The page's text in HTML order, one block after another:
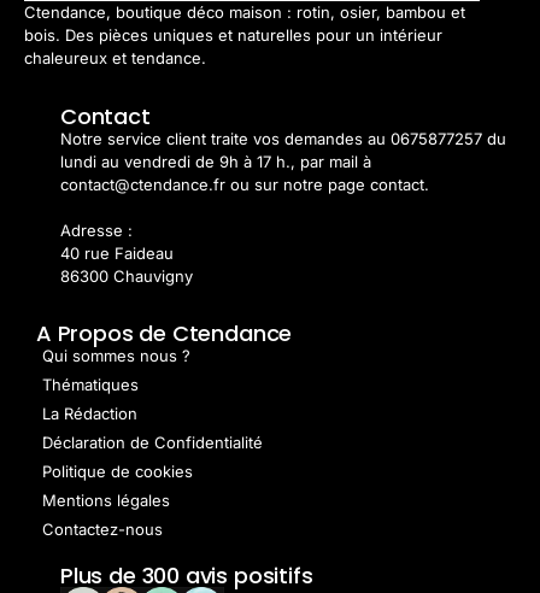
Ctendance, boutique déco maison : rotin, osier, bambou et
bois. Des pièces uniques et naturelles pour un intérieur
chaleureux et tendance.
Contact
Notre service client traite vos demandes au 0675877257 du
lundi au vendredi de 9h à 17 h., par mail à
contact@ctendance.fr ou sur notre page contact.
Adresse :
40 rue Faideau
86300 Chauvigny
A Propos de Ctendance
Qui sommes nous ?
Thématiques
La Rédaction
Déclaration de Confidentialité
Politique de cookies
Mentions légales
Contactez-nous
Plus de 300 avis positifs